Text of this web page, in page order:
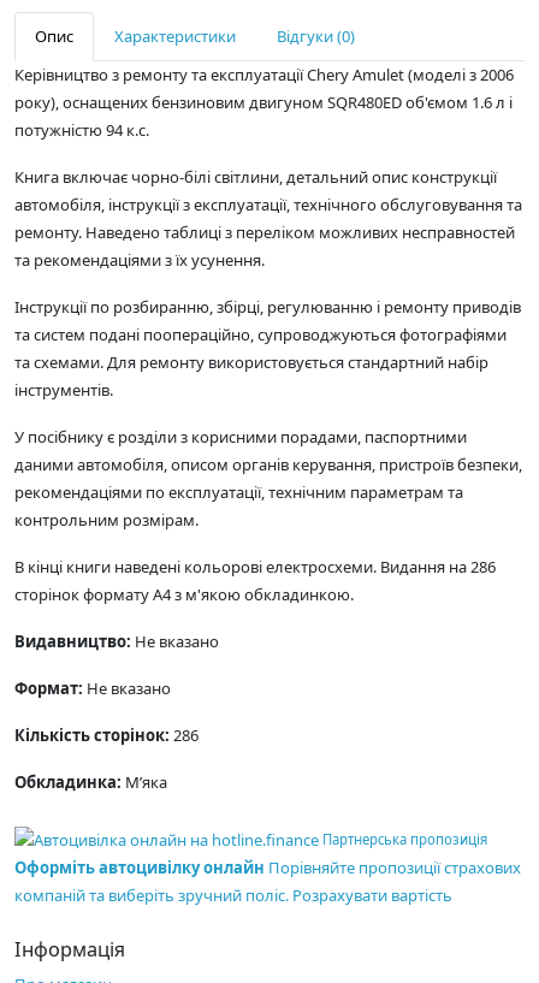
Опис Характеристики
Відгуки (0)
Керівництво з ремонту та експлуатації Chery Amulet (моделі з 2006
року), оснащених бензиновим двигуном SQR480ED об'ємом 1.6 л і
потужністю 94 к.с.
Книга включає чорно-білі світлини, детальний опис конструкції
автомобіля, інструкції з експлуатації, технічного обслуговування та
ремонту. Наведено таблиці з переліком можливих несправностей
та рекомендаціями з їх усунення.
Інструкції по розбиранню, збірці, регулюванню і ремонту приводів
та систем подані поопераційно, супроводжуються фотографіями
та схемами. Для ремонту використовується стандартний набір
інструментів.
У посібнику є розділи з корисними порадами, паспортними
даними автомобіля, описом органів керування, пристроїв безпеки,
рекомендаціями по експлуатації, технічним параметрам та
контрольним розмірам.
В кінці книги наведені кольорові електросхеми. Видання на 286
сторінок формату А4 з м'якою обкладинкою.
Видавництво: Не вказано
Формат: Не вказано
Кількість сторінок: 286
Обкладинка: М’яка
Партнерська пропозиція
Оформіть автоцивілку онлайн Порівняйте пропозиції страхових
компаній та виберіть зручний поліс. Розрахувати вартість
Інформація